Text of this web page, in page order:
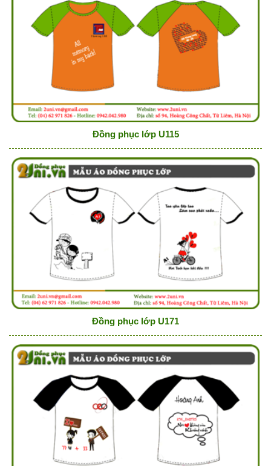
Đồng phục lớp U115
Đồng phục lớp U171